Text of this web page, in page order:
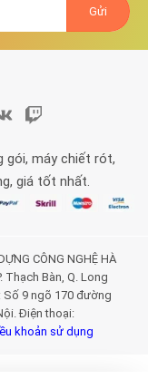
gói, máy chiết rót,
giá tốt nhất.
CÔNG NGHỆ HÀ
Thạch Bàn, Q. Long
Số 9 ngõ 170 đường
Điện thoại:
khoản sử dụng